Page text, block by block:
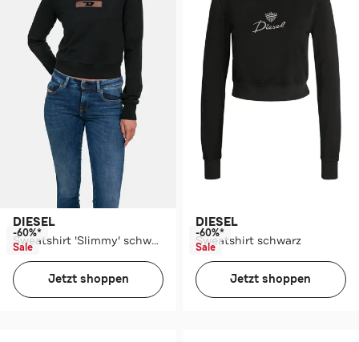
DIESEL
Sweatshirt 'Slimmy' schwarz
-60%*
Sale
Jetzt shoppen
DIESEL
Sweatshirt schwarz
-60%*
Sale
Jetzt shoppen